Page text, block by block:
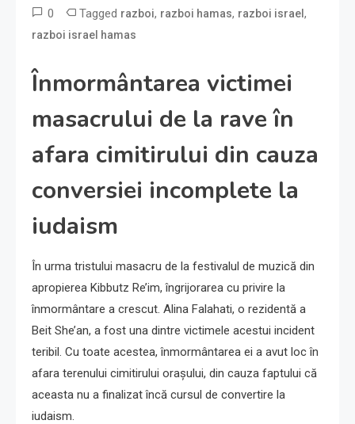
0 Tagged razboi, razboi hamas, razboi israel ,
razboi israel hamas
Înmormântarea victimei
masacrului de la rave în
afara cimitirului din cauza
conversiei incomplete la
iudaism
În urma tristului masacru de la festivalul de muzică din
apropierea Kibbutz Re’im, îngrijorarea cu privire la
înmormântare a crescut. Alina Falahati, o rezidentă a
Beit She’an, a fost una dintre victimele acestui incident
teribil. Cu toate acestea, înmormântarea ei a avut loc în
afara terenului cimitirului orașului, din cauza faptului că
aceasta nu a finalizat încă cursul de convertire la
iudaism.